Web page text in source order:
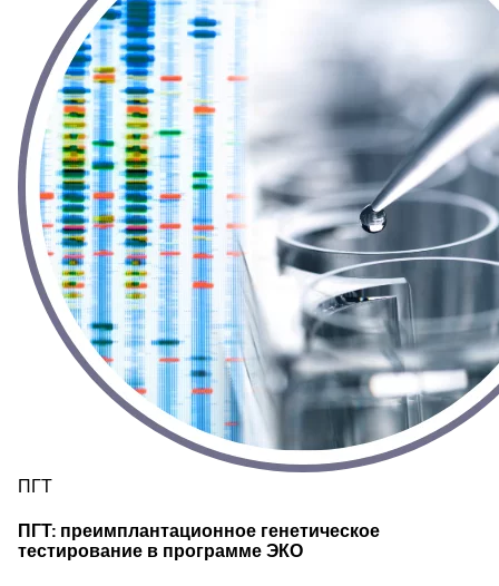
ПГТ: преимплантационное генетическое
тестирование в программе ЭКО